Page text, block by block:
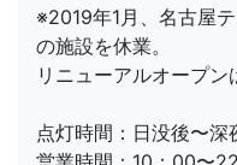
※2019年1月、名古屋
の施設を休業。
リニューアルオープン
点灯時間：日没後〜